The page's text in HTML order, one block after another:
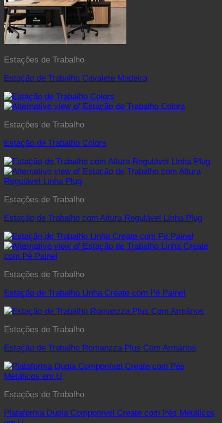
Estações de Trabalho
Estação de Trabalho Cavalete Madeira
Estações de Trabalho
Estação de Trabalho Colors
Estações de Trabalho
Estação de Trabalho com Altura Regulável Linha Plug
Estações de Trabalho
Estação de Trabalho Linha Create com Pé Painel
Estações de Trabalho
Estação de Trabalho Romanzza Plus Com Armários
Estações de Trabalho
Plataforma Dupla Componível Create com Pés Metálicos